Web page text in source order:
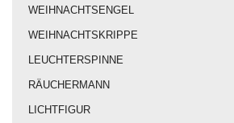
WEIHNACHTSENGEL
WEIHNACHTSKRIPPE
LEUCHTERSPINNE
RÄUCHERMANN
LICHTFIGUR